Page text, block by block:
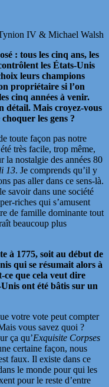
IV & Michael Walsh
: tous les cinq ans, les
les États-Unis
leurs champions
propriétaire si l’on
cinq années à venir.
détail. Mais croyez-vous
les gens ?
toute façon pas notre
très facile, trop même,
la nostalgie des années 80
13. Je comprends qu’il y
pas aller dans ce sens-là.
savoir dans une société
riches qui s’amusent
de famille dominante tout
beaucoup plus
à 1775, soit au début de
qui se résumait alors à
ce que cela veut dire
ont été bâtis sur un
votre vote peut compter
vous savez quoi ?
ça qu’Exquisite Corpses
certaine façon, nous
faux. Il existe dans ce
le monde pour qui les
pour le reste d’entre